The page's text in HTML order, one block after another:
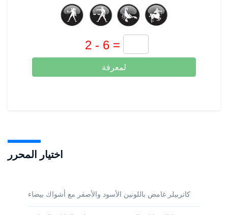
لمعرفة
اختيار المحرر
كاتربيلر غامض باللونين الأسود والأصفر مع أشواك بيضاء